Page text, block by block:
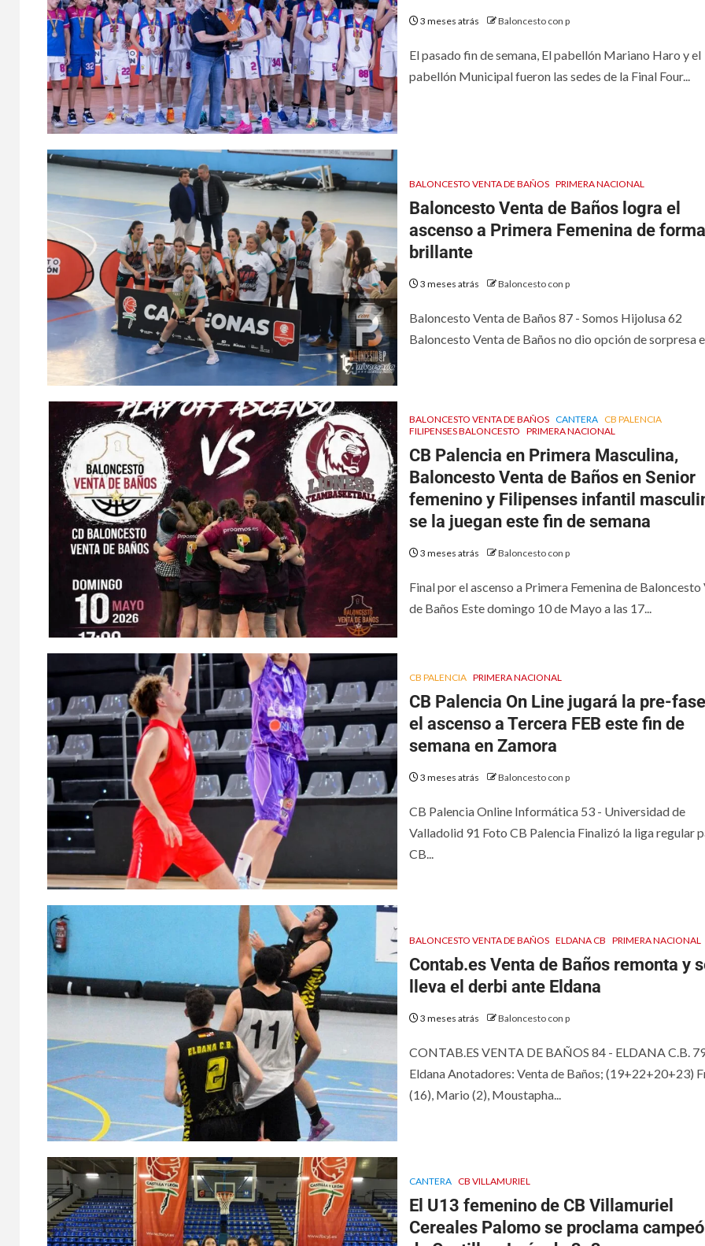
3 meses atrás Baloncesto con p
El pasado fin de semana, El pabellón Mariano Haro y el
pabellón Municipal fueron las sedes de la Final Four...
BALONCESTO VENTA DE BAÑOS PRIMERA NACIONAL
Baloncesto Venta de Baños logra el
ascenso a Primera Femenina de forma
brillante
3 meses atrás Baloncesto con p
Baloncesto Venta de Baños 87 - Somos Hijolusa 62
Baloncesto Venta de Baños no dio opción de sorpresa
BALONCESTO VENTA DE BAÑOS CANTERA
CB PALENCIA
FILIPENSES BALONCESTO PRIMERA NACIONAL
CB Palencia en Primera Masculina,
Baloncesto Venta de Baños en Senior
femenino y Filipenses infantil
se la juegan este fin de semana
3 meses atrás Baloncesto con p
Final por el ascenso a Primera Femenina de Baloncesto
de Baños Este domingo 10 de Mayo a las 17...
CB PALENCIA PRIMERA NACIONAL
CB Palencia On Line jugará la pre-
el ascenso a Tercera FEB este fin de
semana en Zamora
3 meses atrás Baloncesto con p
CB Palencia Online Informática 53 - Universidad de
Valladolid 91 Foto CB Palencia Finalizó la liga regular
CB...
BALONCESTO VENTA DE BAÑOS ELDANA CB PRIMERA NACIONAL
Contab.es Venta de Baños remonta y
lleva el derbi ante Eldana
3 meses atrás Baloncesto con p
CONTAB.ES VENTA DE BAÑOS 84 - ELDANA C.B.
Eldana Anotadores: Venta de Baños; (19+22+20+23)
(16), Mario (2), Moustapha...
CANTERA CB VILLAMURIEL
El U13 femenino de CB Villamuriel
Cereales Palomo se proclama